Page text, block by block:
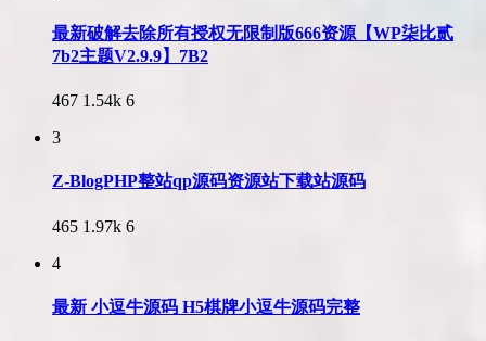
最新破解去除所有授权无限制版666资源【WP柒比贰
7b2主题V2.9.9】7B2
467 1.54k 6
3
Z-BlogPHP整站qp源码资源站下载站源码
465 1.97k 6
4
最新 小逗牛源码 H5棋牌小逗牛源码完整